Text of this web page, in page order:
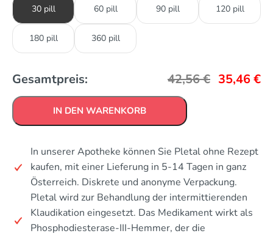
30 pill 60 pill 90 pill 120 pill
180 pill 360 pill
Gesamtpreis: 42,56€ 35,46€
IN DEN WARENKORB
In unserer Apotheke können Sie Pletal ohne Rezept
kaufen, mit einer Lieferung in 5-14 Tagen in ganz
Österreich. Diskrete und anonyme Verpackung.
Pletal wird zur Behandlung der intermittierenden
Klaudikation eingesetzt. Das Medikament wirkt als
Phosphodiesterase-III-Hemmer, der die